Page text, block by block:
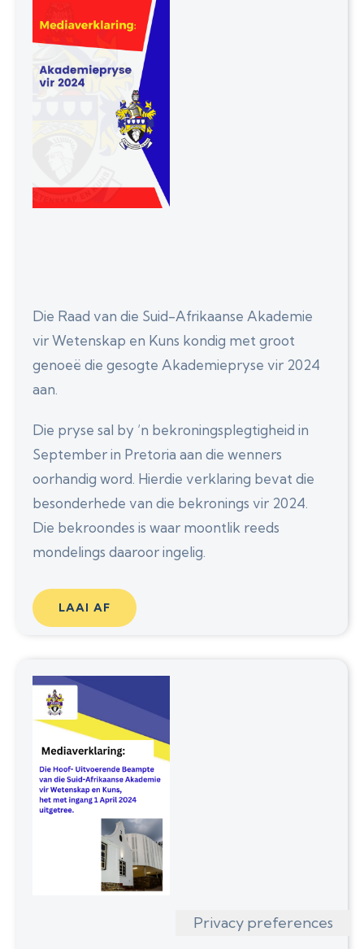
Die Raad van die Suid-Afrikaanse Akademie
vir Wetenskap en Kuns kondig met groot
genoeë die gesogte Akademiepryse vir 2024
aan.
Die pryse sal by ’n bekroningsplegtigheid in
September in Pretoria aan die wenners
oorhandig word. Hierdie verklaring bevat die
besonderhede van die bekronings vir 2024.
Die bekroondes is waar moontlik reeds
mondelings daaroor ingelig.
LAAI AF